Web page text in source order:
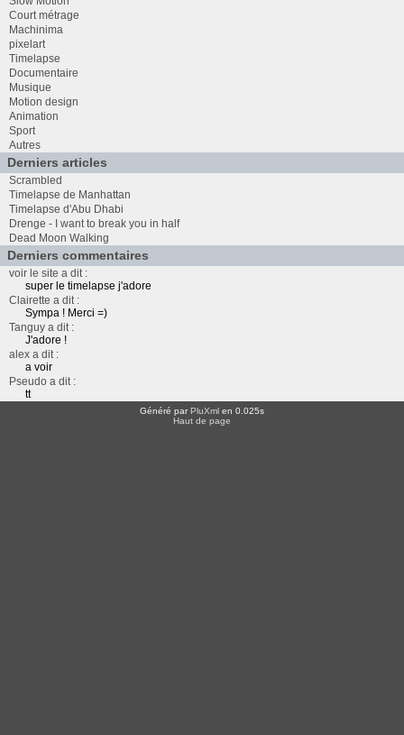
Court métrage
Machinima
pixelart
Timelapse
Documentaire
Musique
Motion design
Animation
Sport
Autres
Derniers articles
Scrambled
Timelapse de Manhattan
Timelapse d'Abu Dhabi
Drenge - I want to break you in half
Dead Moon Walking
Derniers commentaires
voir le site a dit :
super le timelapse j'adore
Clairette a dit :
Sympa ! Merci =)
Tanguy a dit :
J'adore !
alex a dit :
a voir
Pseudo a dit :
tt
Généré parPluXml en 0.025s
Haut de page